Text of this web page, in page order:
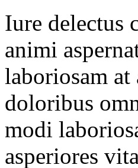
Iure delectus
animi
laboriosam
doloribus
modi
asperiores